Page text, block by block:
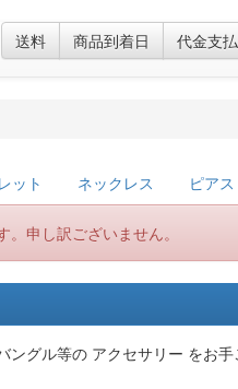
送料 商品到着日 代金支払
ット ネックレス ピアス
申し訳ございません。
グル等の アクセサリー をお手